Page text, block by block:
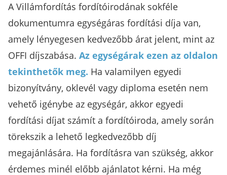
A Villámfordítás fordítóirodának sokféle
dokumentumra egységáras fordítási díja van,
amely lényegesen kedvezőbb árat jelent, mint az
OFFI díjszabása. Az egységárak ezen az oldalon
tekinthetők meg. Ha valamilyen egyedi
bizonyítvány, oklevél vagy diploma esetén nem
vehető igénybe az egységár, akkor egyedi
fordítási díjat számít a fordítóiroda, amely során
törekszik a lehető legkedvezőbb díj
megajánlására. Ha fordításra van szükség, akkor
érdemes minél előbb ajánlatot kérni. Ha még